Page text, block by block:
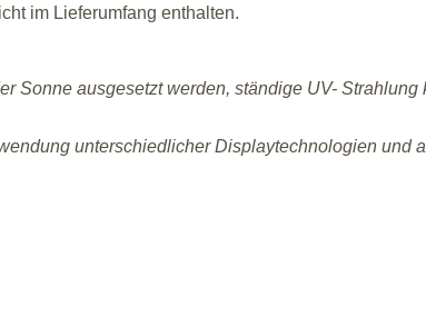
im Lieferumfang enthalten.
Sonne ausgesetzt werden, ständige UV-
unterschiedlicher Displaytechnologien